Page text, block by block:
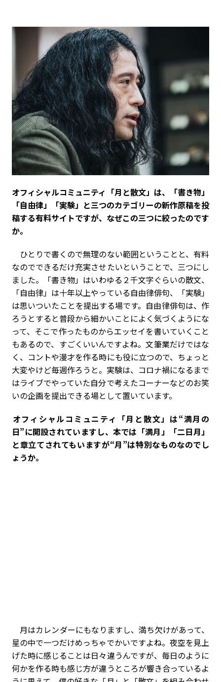
――オフィシャルコミュニティ「月と散文」は、「書き物」
「自由律」「実験」と三つのカテゴリーの新作原稿を投
稿する有料サイトですが、なぜこの三つに絞ったのです
か。
ひとりで書くので無理のない範囲ということと、有料
なのでできるだけ充実させたいということで、三つにし
ました。「書き物」はいわゆる２千文字ぐらいの散文、
「自由律」は十年以上やっている自由律俳句、「実験」
は思いついたことを提出する場です。自由律俳句は、作
ろうとすると普段から細かいことによく気づくようにな
って、そこで作ったものからエッセイを書いていくこと
もあるので、すごくいいんですよね。文筆業だけではな
く、コントや漫才を作る時にも役に立つので、ちょっと
大変やけど毎週作ろうと。実験は、コロナ禍になるまで
はライブでやっていた自分で考えたコーナーなどのお笑
いの企画を提出できる場として置いています。
――オフィシャルコミュニティ「月と散文」は“満月の
日”に開設されていますし、本では「満月」「二日月」
と章立てされてもいますが“月”は特別なものなのでし
ょうか。
月はカレンダーにもなりますし、満ち欠けがあって、
星の中で一つだけめっちゃでかいですよね。夜空を見上
げた時に感じることは日々違うんですが、毎日のように
何かを作る時も感じ方が違うところが響き合っているよ